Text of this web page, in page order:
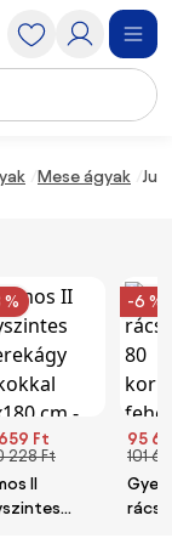
Mese ágyak
%
659 Ft
228 Ft
II
-6 %
95
101